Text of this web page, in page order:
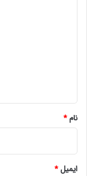
نام*
ایمیل*